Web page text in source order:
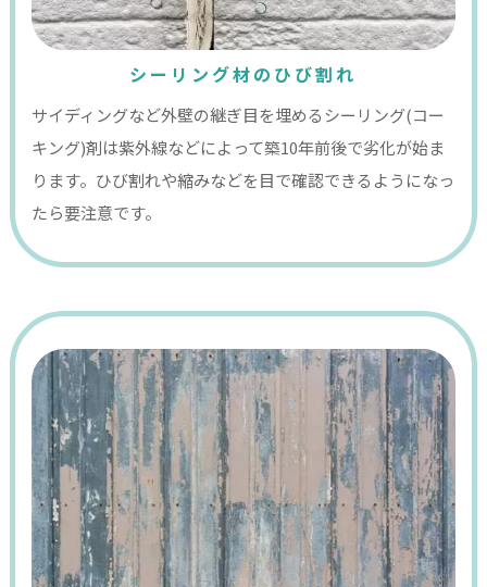
シーリング材のひび割れ
サイディングなど外壁の継ぎ目を埋めるシーリング(コー
キング)剤は紫外線などによって築10年前後で劣化が始ま
ります。ひび割れや縮みなどを目で確認できるようになっ
たら要注意です。